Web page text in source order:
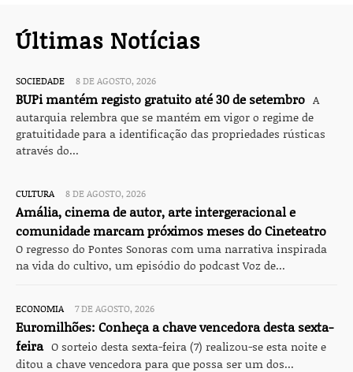
Últimas Notícias
SOCIEDADE 8 DE AGOSTO, 2026
BUPi mantém registo gratuito até 30 de setembro A
autarquia relembra que se mantém em vigor o regime de
gratuitidade para a identificação das propriedades rústicas
através do...
CULTURA 8 DE AGOSTO, 2026
Amália, cinema de autor, arte intergeracional e
comunidade marcam próximos meses do Cineteatro
O regresso do Pontes Sonoras com uma narrativa inspirada
na vida do cultivo, um episódio do podcast Voz de...
ECONOMIA 7 DE AGOSTO, 2026
Euromilhões: Conheça a chave vencedora desta sexta-
feira O sorteio desta sexta-feira (7) realizou-se esta noite e
ditou a chave vencedora para que possa ser um dos...